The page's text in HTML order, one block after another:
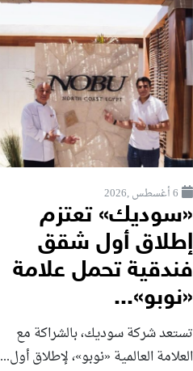
6 أغسطس ,2026
«سوديك» تعتزم
إطلاق أول شقق
فندقية تحمل علامة
«نوبو»...
تستعد شركة سوديك، بالشراكة مع
العلامة العالمية «نوبو»، لإطلاق أول...